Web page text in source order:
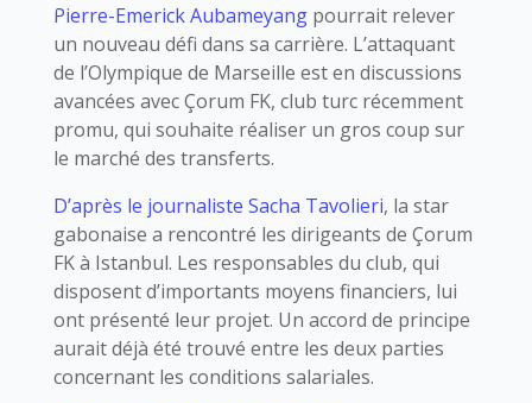
Pierre-Emerick Aubameyangpourrait relever
un nouveau défi dans sa carrière. L’attaquant
de l’Olympique de Marseille est en discussions
avancées avec Çorum FK, club turc récemment
promu, qui souhaite réaliser un gros coup sur
le marché des transferts.
D’après le journaliste Sacha Tavolieri, la star
gabonaise a rencontré les dirigeants de Çorum
FK à Istanbul. Les responsables du club, qui
disposent d’importants moyens financiers, lui
ont présenté leur projet. Un accord de principe
aurait déjà été trouvé entre les deux parties
concernant les conditions salariales.